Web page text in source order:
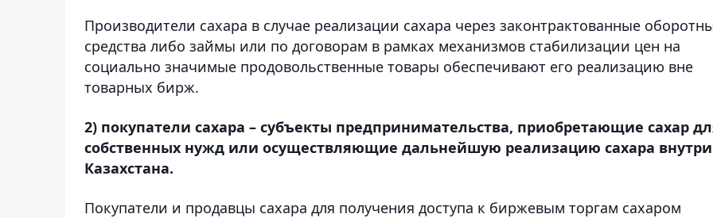
Производители сахара в случае реализации сахара через законтрактованные
средства либо займы или по договорам в рамках механизмов стабилизации цен на
социально значимые продовольственные товары обеспечивают его реализацию вне
товарных бирж.
2) покупатели сахара – субъекты предпринимательства, приобретающие сахар
собственных нужд или осуществляющие дальнейшую реализацию сахара внутри
Казахстана.
Покупатели и продавцы сахара для получения доступа к биржевым торгам сахаром